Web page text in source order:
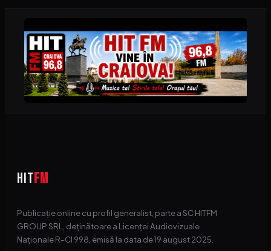
HITFM
Publicație online cu profil generalist, parte a SC HITFM
GROUP SRL, deținătoare a Licenței Audiovizuale
Naționale R-CI 998, emisă la data de 19 august 2025.